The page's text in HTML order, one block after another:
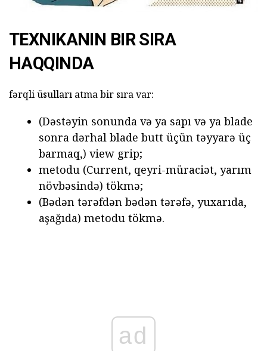
TEXNIKANIN BIR SIRA
HAQQINDA
fərqli üsulları atma bir sıra var:
(Dəstəyin sonunda və ya sapı və ya blade
sonra dərhal blade butt üçün təyyarə üç
barmaq,) view grip;
metodu (Current, qeyri-müraciət, yarım
növbəsində) tökmə;
(Bədən tərəfdən bədən tərəfə, yuxarıda,
aşağıda) metodu tökmə.
ad